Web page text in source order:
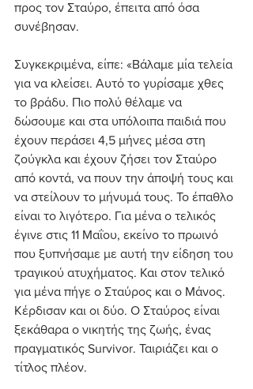
προς τον Σταύρο, έπειτα από όσα
συνέβησαν.
Συγκεκριμένα, είπε: «Βάλαμε μία τελεία
για να κλείσει. Αυτό το γυρίσαμε χθες
το βράδυ. Πιο πολύ θέλαμε να
δώσουμε και στα υπόλοιπα παιδιά που
έχουν περάσει 4,5 μήνες μέσα στη
ζούγκλα και έχουν ζήσει τον Σταύρο
από κοντά, να πουν την άποψή τους και
να στείλουν το μήνυμά τους. Το έπαθλο
είναι το λιγότερο. Για μένα ο τελικός
έγινε στις 11 Μαΐου, εκείνο το πρωινό
που ξυπνήσαμε με αυτή την είδηση του
τραγικού ατυχήματος. Και στον τελικό
για μένα πήγε ο Σταύρος και ο Μάνος.
Κέρδισαν και οι δύο. Ο Σταύρος είναι
ξεκάθαρα ο νικητής της ζωής, ένας
πραγματικός Survivor. Ταιριάζει και ο
τίτλος πλέον.